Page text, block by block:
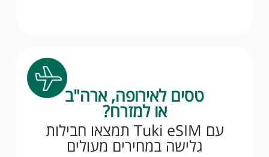
טסים לאירופה, ארה"ב
או למזרח?
עם Tuki eSIM תמצאו חבילות
גלישה במחירים מעולים